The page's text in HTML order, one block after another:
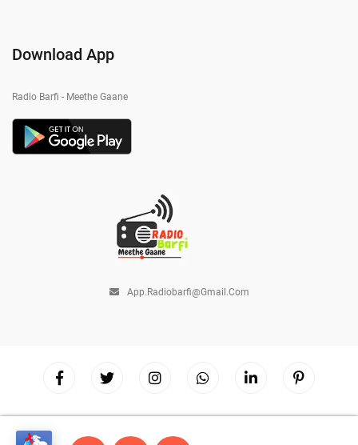
Download App
Radio Barfi - Meethe Gaane
App.radiobarfi@gmail.com